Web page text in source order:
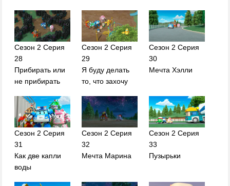
Сезон 2 Серия
28
Прибирать или
не прибирать
Сезон 2 Серия
29
Я буду делать
то, что захочу
Сезон 2 Серия
30
Мечта Хэлли
Сезон 2 Серия
31
Как две капли
воды
Сезон 2 Серия
32
Мечта Марина
Сезон 2 Серия
33
Пузырьки